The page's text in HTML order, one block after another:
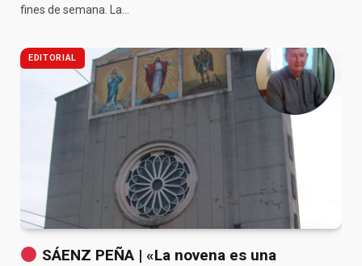
fines de semana. La…
EDITORIAL
SÁENZ PEÑA | «La novena es una